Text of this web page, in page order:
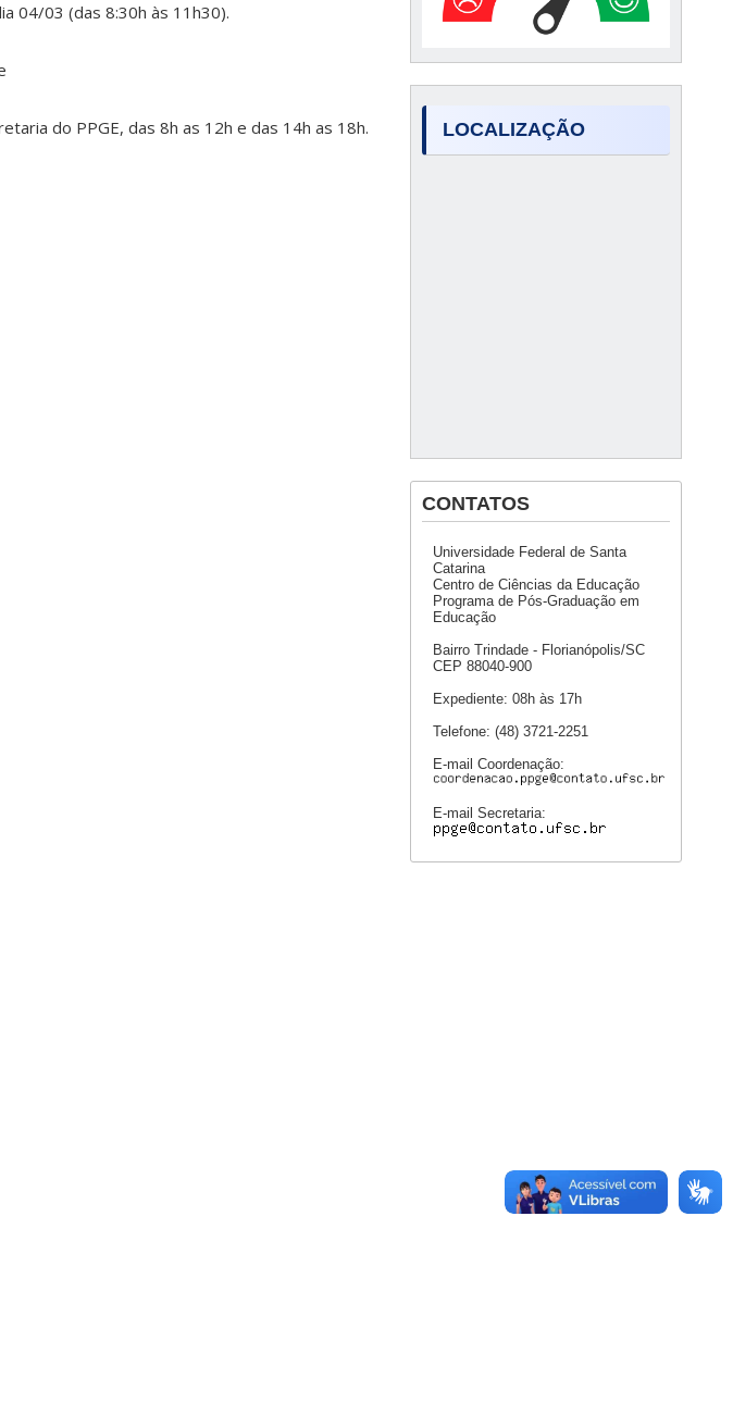
04/03 (das 8:30h às 11h30).
do PPGE, das 8h as 12h e das 14h as 18h. LOCALIZAÇÃO
CONTATOS
Universidade Federal de Santa
Catarina
Centro de Ciências da Educação
Programa de Pós-Graduação em
Educação
Bairro Trindade - Florianópolis/SC
CEP 88040-900
Expediente: 08h às 17h
Telefone: (48) 3721-2251
E-mail Coordenação:
E-mail Secretaria: